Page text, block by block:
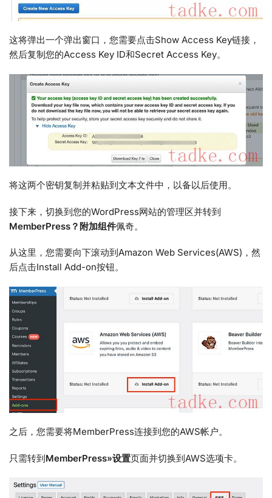
这将弹出一个弹出窗口，您需要点击Show Access Key链接，
然后复制您的Access Key ID和Secret Access Key。
将这两个密钥复制并粘贴到文本文件中，以备以后使用。
接下来，切换到您的WordPress网站的管理区并转到
MemberPress？附加组件佩奇。
从这里，您需要向下滚动到Amazon Web Services(AWS)，然
后点击Install Add-on按钮。
之后，您需要将MemberPress连接到您的AWS帐户。
只需转到MemberPress»设置页面并切换到AWS选项卡。